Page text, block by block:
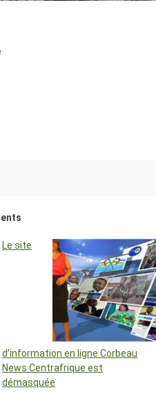
Le site
d’information en ligne Corbeau
News Centrafrique est
démasquée